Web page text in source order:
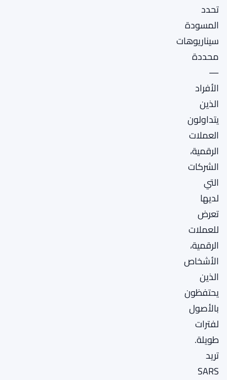
تحدد
المسودة
سيناريوهات
محددة
—
الأفراد
الذين
يتداولون
العملات
الرقمية،
الشركات
التي
لديها
تعرض
للعملات
الرقمية،
الأشخاص
الذين
يحتفظون
بالأصول
لفترات
طويلة.
تريد
SARS